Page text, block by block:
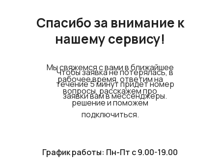
Спасибо за внимание к
нашему сервису!
Мы свяжемся с вами в ближайшее
рабочее время, ответим на
вопросы, расскажем про
решение и поможем
подключиться.
Чтобы заявка не потерялась, в
течение 5 минут придет номер
заявки вам в мессенджеры.
График работы: Пн-Пт с 9.00-19.00